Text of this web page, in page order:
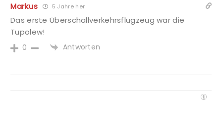
Markus 5 Jahre her
Das erste Überschallverkehrsflugzeug war die
Tupolew!
0 Antworten